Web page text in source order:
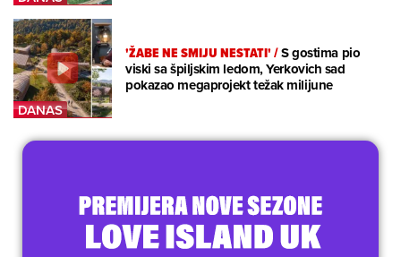
'ŽABE NE SMIJU NESTATI'/S gostima pio
viski sa špiljskim ledom, Yerkovich sad
pokazao megaprojekt težak milijune